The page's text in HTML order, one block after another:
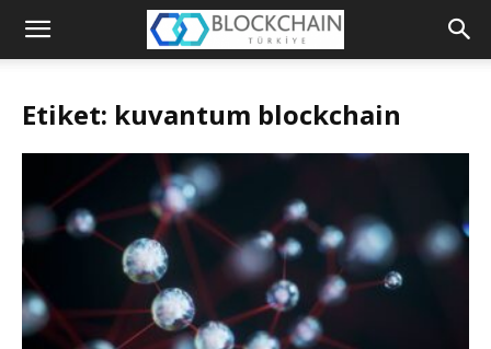
Blockchain
Etiket: kuvantum blockchain